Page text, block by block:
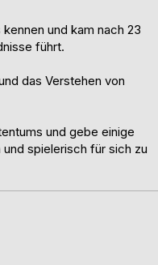
und kam nach 23
führt.
das Verstehen von
und gebe einige
spielerisch für sich zu